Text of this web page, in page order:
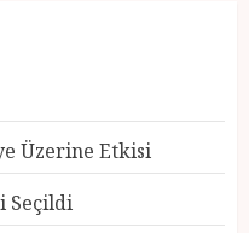
Üzerine Etkisi
Seçildi